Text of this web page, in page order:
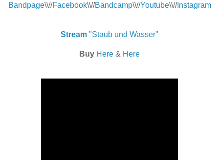
Bandpage\\//Facebook\\//Bandcamp\\//Youtube\\//Instagram
Stream "Staub und Wasser"
Buy Here & Here